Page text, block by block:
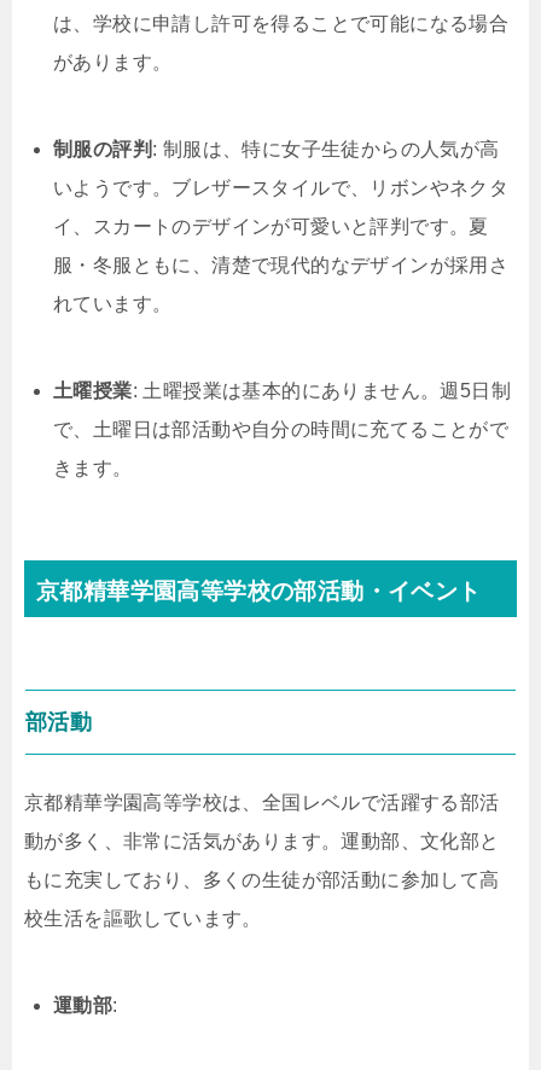
は、学校に申請し許可を得ることで可能になる場合
があります。
制服の評判 : 制服は、特に女子生徒からの人気が高
いようです。ブレザースタイルで、リボンやネクタ
イ、スカートのデザインが可愛いと評判です。夏
服・冬服ともに、清楚で現代的なデザインが採用さ
れています。
土曜授業: 土曜授業は基本的にありません。週5日制
で、土曜日は部活動や自分の時間に充てることがで
きます。
京都精華学園高等学校の部活動・イベント
部活動
京都精華学園高等学校は、全国レベルで活躍する部活
動が多く、非常に活気があります。運動部、文化部と
もに充実しており、多くの生徒が部活動に参加して高
校生活を謳歌しています。
運動部: